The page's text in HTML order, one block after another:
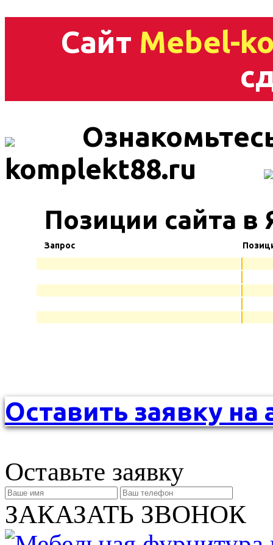
Сайт Mebel-
komplekt88.ru
Позиции сайта в
Запрос
Оставить заявку на
Оставьте заявку
ЗАКАЗАТЬ ЗВОНОК